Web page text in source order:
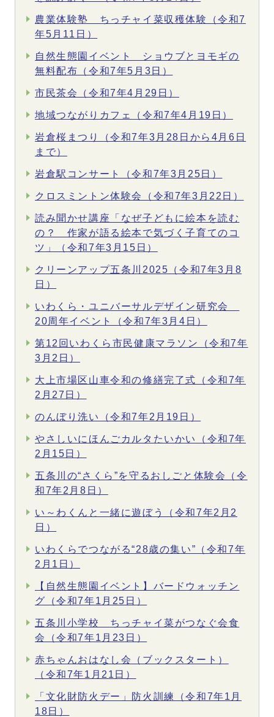
農業体験塾 ちっチャイ菜収穫体験（令和7
年5月11日）
自然生態園イベント ショウブとヨモギの
無料配布（令和7年5月3日）
市民茶会（令和7年4月29日）
地域つながりカフェ（令和7年4月19日）
岩倉桜まつり（令和7年3月28日から4月6日
まで）
岩倉駅コンサート（令和7年3月25日）
クロスミントン体験会（令和7年3月22日）
読み聞かせ講座「なぜ子どもに絵本を読む
の？ 作家が語る絵本で気づく子育てのコ
ツ」（令和7年3月15日）
クリーンアップ五条川2025（令和7年3月8
日）
いわくら・ユニバーサルデザイン研究会
20周年イベント（令和7年3月4日）
第12回いわくら市民健康マラソン（令和7年
3月2日）
大上市場区山車令和の修繕完了式（令和7年
2月27日）
のんぼり洗い（令和7年2月19日）
やさしいにほんごカルタたいかい（令和7年
2月15日）
五条川の“さくら”を守るおしごと体験会（令
和7年2月8日）
い～わくんと一緒に遊ぼう（令和7年2月2
日）
いわくらでつながる“28歳の集い”（令和7年
2月1日）
【自然生態園イベント】バードウォッチン
グ（令和7年1月25日）
五条川小学校 ちっチャイ菜がつなぐ会食
会（令和7年1月23日）
赤ちゃんおはなし会（ブックスタート）
（令和7年1月21日）
「文化財防火デー」防火訓練（令和7年1月
18日）